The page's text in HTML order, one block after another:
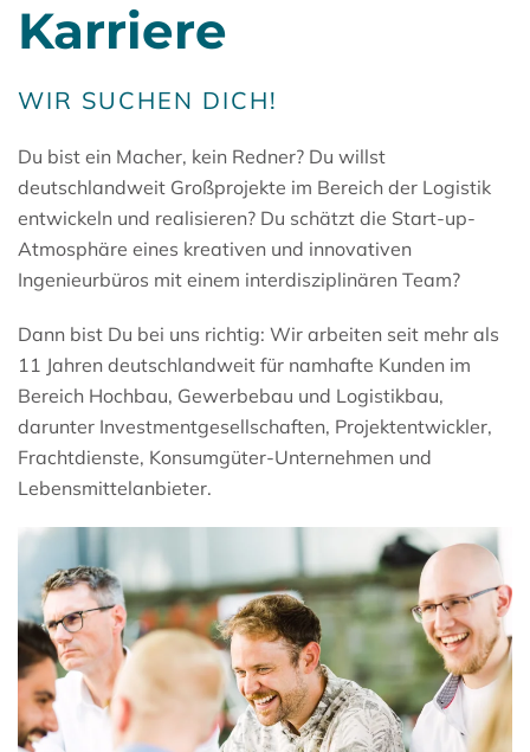
Karriere
WIR SUCHEN DICH!
Du bist ein Macher, kein Redner? Du willst
deutschlandweit Großprojekte im Bereich der Logistik
entwickeln und realisieren? Du schätzt die Start-up-
Atmosphäre eines kreativen und innovativen
Ingenieurbüros mit einem interdisziplinären Team?
Dann bist Du bei uns richtig: Wir arbeiten seit mehr als
11 Jahren deutschlandweit für namhafte Kunden im
Bereich Hochbau, Gewerbebau und Logistikbau,
darunter Investmentgesellschaften, Projektentwickler,
Frachtdienste, Konsumgüter-Unternehmen und
Lebensmittelanbieter.